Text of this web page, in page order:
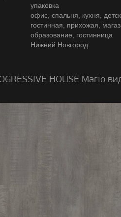
упаковка
офис, спальня, кухня,
гостинная, прихожая,
образование, гостинница
Нижний Новгород
HOUSE Mario